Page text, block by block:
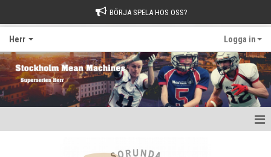
BÖRJA SPELA HOS OSS?
Herr Logga in